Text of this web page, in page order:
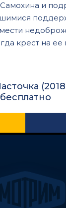
и
крест на ее
бесплатно